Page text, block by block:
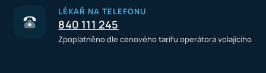
LÉKAŘ NA TELEFONU
840 111 245
Zpoplatněno dle cenového tarifu operátora volajícího